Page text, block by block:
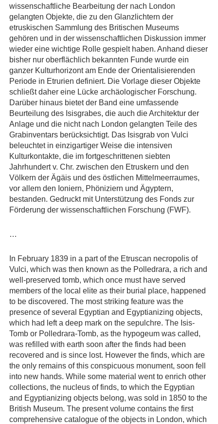
wissenschaftliche Bearbeitung der nach London
gelangten Objekte, die zu den Glanzlichtern der
etruskischen Sammlung des Britischen Museums
gehören und in der wissenschaftlichen Diskussion immer
wieder eine wichtige Rolle gespielt haben. Anhand dieser
bisher nur oberflächlich bekannten Funde wurde ein
ganzer Kulturhorizont am Ende der Orientalisierenden
Periode in Etrurien definiert. Die Vorlage dieser Objekte
schließt daher eine Lücke archäologischer Forschung.
Darüber hinaus bietet der Band eine umfassende
Beurteilung des Isisgrabes, die auch die Architektur der
Anlage und die nicht nach London gelangten Teile des
Grabinventars berücksichtigt. Das Isisgrab von Vulci
beleuchtet in einzigartiger Weise die intensiven
Kulturkontakte, die im fortgeschrittenen siebten
Jahrhundert v. Chr. zwischen den Etruskern und den
Völkern der Ägäis und des östlichen Mittelmeerraumes,
vor allem den Ioniern, Phöniziern und Ägyptern,
bestanden. Gedruckt mit Unterstützung des Fonds zur
Förderung der wissenschaftlichen Forschung (FWF).
In February 1839 in a part of the Etruscan necropolis of
Vulci, which was then known as the Polledrara, a rich and
well-preserved tomb, which once must have served
members of the local elite as their burial place, happened
to be discovered. The most striking feature was the
presence of several Egyptian and Egyptianizing objects,
which had left a deep mark on the sepulchre. The Isis-
Tomb or Polledrara-Tomb, as the hypogeum was called,
was refilled with earth soon after the finds had been
recovered and is since lost. However the finds, which are
the only remains of this conspicuous monument, soon fell
into new hands. While some material went to enrich other
collections, the nucleus of finds, to which the Egyptian
and Egyptianizing objects belong, was sold in 1850 to the
British Museum. The present volume contains the first
comprehensive catalogue of the objects in London, which